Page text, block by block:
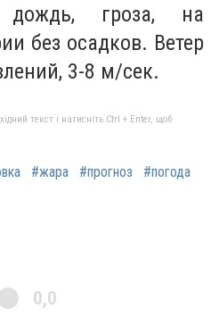
дождь, гроза, на
без осадков. Ветер
3-8 м/сек.
текст і натисніть Ctrl + Enter, щоб
#жара #прогноз
#погода
0,0